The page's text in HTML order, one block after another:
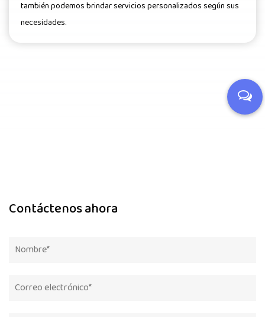
también podemos brindar servicios personalizados según sus
necesidades.
Contáctenos ahora